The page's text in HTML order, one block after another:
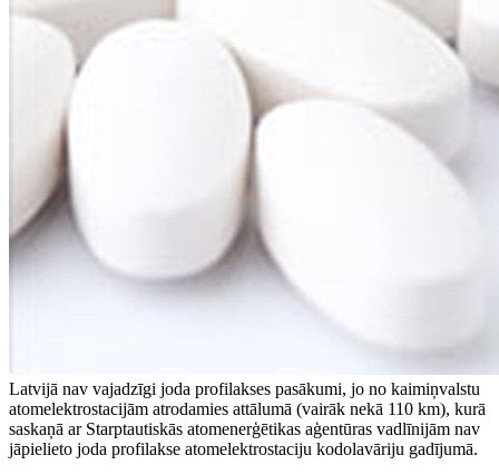
Latvijā nav vajadzīgi joda profilakses pasākumi, jo no kaimiņvalstu
atomelektrostacijām atrodamies attālumā (vairāk nekā 110 km), kurā
saskaņā ar Starptautiskās atomenerģētikas aģentūras vadlīnijām nav
jāpielieto joda profilakse atomelektrostaciju kodolavāriju gadījumā.